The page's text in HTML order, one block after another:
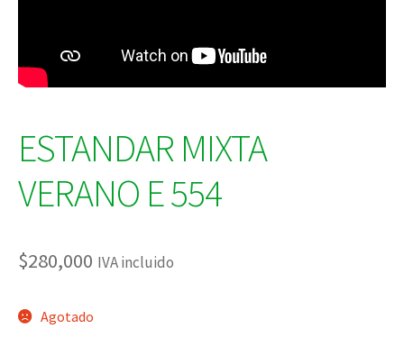
ESTANDAR MIXTA
VERANO E 554
$280,000 IVA incluido
Agotado